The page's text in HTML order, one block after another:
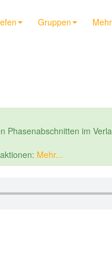
Gruppen Mehr
Phasenabschnitten im
Mehr...